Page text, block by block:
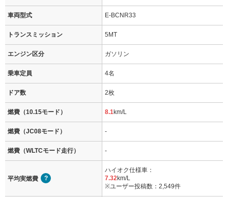
車両型式 E-BCNR33
トランスミッション 5MT
エンジン区分 ガソリン
乗車定員 4名
ドア数 2枚
燃費（10.15モード） 8.1km/L
燃費（JC08モード） -
燃費（WLTCモード走行） -
平均実燃費
ハイオク仕様車：
7.32km/L
※ユーザー投稿数：2,549件